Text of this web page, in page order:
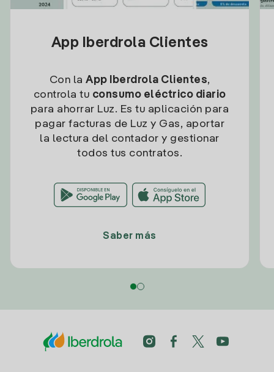
App Iberdrola Clientes
Con la App Iberdrola Clientes,
controla tu consumo eléctrico diario
para ahorrar Luz. Es tu aplicación para
pagar facturas de Luz y Gas, aportar
la lectura del contador y gestionar
todos tus contratos.
Saber más